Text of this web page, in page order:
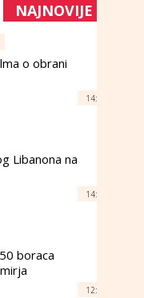
NAJNOVIJE
o obrani
14:
Libanona na
14:
boraca
12: